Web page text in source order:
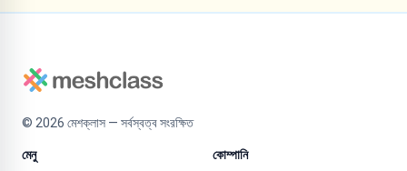
© 2026 মেশক্লাস — সর্বস্বত্ব সংরক্ষিত
মেনু কোম্পানি